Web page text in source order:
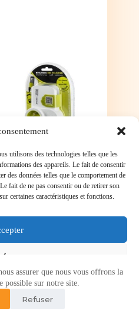
utilisons des technologies telles que les
des appareils. Le fait de consentir
des données telles que le comportement de
fait de ne pas consentir ou de retirer son
certaines caractéristiques et fonctions.
de confidentialité
assurer que nous vous offrons la
possible sur notre site.
Refuser
efficacement
sans condamner la